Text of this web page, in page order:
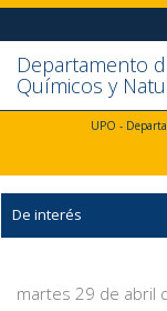
Ir al contenido
Ir a la cabecera
Ir al pie de la
Ir al menú
Departamento
Químicos y
De interés
martes 29 de abril